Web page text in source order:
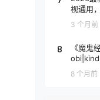
视通用
3 个月前
8
《魔鬼
8 个月前